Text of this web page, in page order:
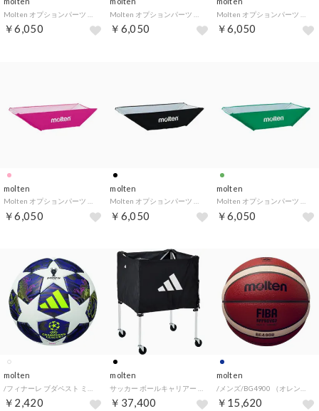
￥6,050 ￥6,050 ￥6,050
molten
￥6,050
molten
￥6,050
molten
￥6,050
molten
￥2,420
molten
￥37,400
molten
￥15,620